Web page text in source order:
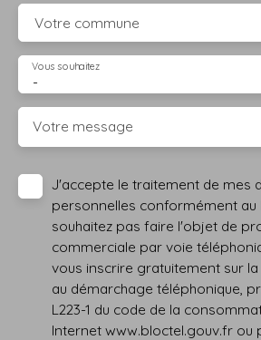
Votre commune
-
Vous souhaitez
Votre message
J'accepte le traitement de mes
personnelles conformément au
souhaitez pas faire l'objet de
commerciale par voie
vous inscrire gratuitement sur
au démarchage téléphonique,
L223-1 du code de la
Internet www.bloctel.gouv.fr ou